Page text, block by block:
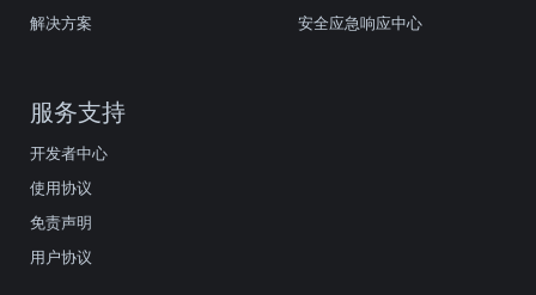
解决方案
安全应急响应中心
服务支持
开发者中心
使用协议
免责声明
用户协议